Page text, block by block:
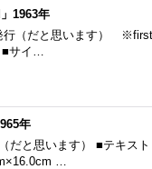
1963年
行（だと思います）
■サイ…
年
だと思います） ■テキス
…